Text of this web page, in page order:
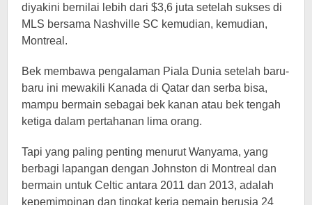
diyakini bernilai lebih dari $3,6 juta setelah sukses di
MLS bersama Nashville SC kemudian, kemudian,
Montreal.
Bek membawa pengalaman Piala Dunia setelah baru-
baru ini mewakili Kanada di Qatar dan serba bisa,
mampu bermain sebagai bek kanan atau bek tengah
ketiga dalam pertahanan lima orang.
Tapi yang paling penting menurut Wanyama, yang
berbagi lapangan dengan Johnston di Montreal dan
bermain untuk Celtic antara 2011 dan 2013, adalah
kepemimpinan dan tingkat kerja pemain berusia 24